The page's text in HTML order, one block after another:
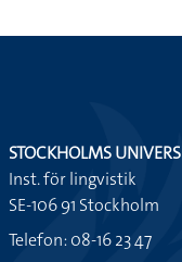
STOCKHOLMS
Inst. för lingvistik
SE-106 91 Stockholm
Telefon: 08-16 23 47